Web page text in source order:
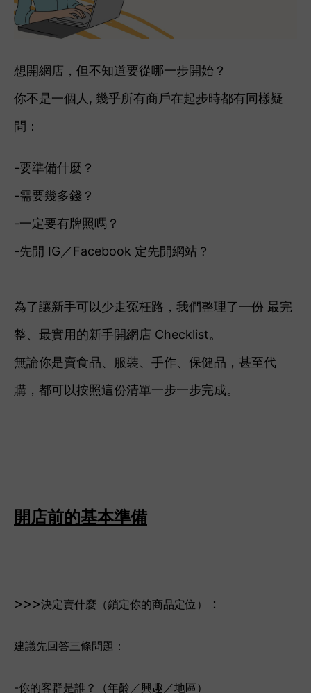
想開網店，但不知道要從哪一步開始？
你不是一個人, 幾乎所有商戶在起步時都有同樣疑
問：
-要準備什麼？
-需要幾多錢？
-一定要有牌照嗎？
-先開 IG／Facebook 定先開網站？
為了讓新手可以少走冤枉路，我們整理了一份 最完
整、最實用的新手開網店 Checklist。
無論你是賣食品、服裝、手作、保健品，甚至代
購，都可以按照這份清單一步一步完成。
開店前的基本準備
>>>決定賣什麼（鎖定你的商品定位） ：
建議先回答三條問題：
-你的客群是誰？（年齡／興趣／地區）